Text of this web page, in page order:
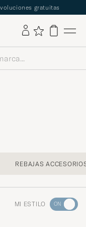
gratuitas
REBAJAS
MI ESTILO Ve